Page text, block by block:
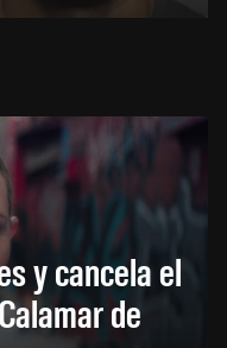
y cancela el
de